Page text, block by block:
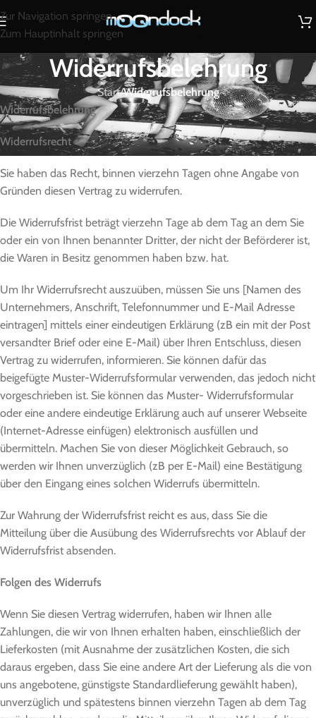
Zur Navigation springen
Zum Hauptinhalt springen
Widerrufsbelehrung
Start/Widerrufsbelehrung
Widerrufsbelehrung
Widerrufsrecht
Sie haben das Recht, binnen vierzehn Tagen ohne Angabe von
Gründen diesen Vertrag zu widerrufen.
Die Widerrufsfrist beträgt vierzehn Tage ab dem Tag an dem Sie
oder ein von Ihnen benannter Dritter, der nicht der Beförderer ist,
die Waren in Besitz genommen haben bzw. hat.
Um Ihr Widerrufsrecht auszuüben, müssen Sie uns [Namen des
Unternehmers, Anschrift, Telefonnummer und E-Mail Adresse
eintragen] mittels einer eindeutigen Erklärung (zB ein mit der Post
versandter Brief oder eine E-Mail) über Ihren Entschluss, diesen
Vertrag zu widerrufen, informieren. Sie können dafür das
beigefügte Muster-Widerrufsformular verwenden, das jedoch nicht
vorgeschrieben ist. Sie können das Muster- Widerrufsformular
oder eine andere eindeutige Erklärung auch auf unserer Webseite
(Internet-Adresse einfügen) elektronisch ausfüllen und
übermitteln. Machen Sie von dieser Möglichkeit Gebrauch, so
werden wir Ihnen unverzüglich (zB per E-Mail) eine Bestätigung
über den Eingang eines solchen Widerrufs übermitteln.
Zur Wahrung der Widerrufsfrist reicht es aus, dass Sie die
Mitteilung über die Ausübung des Widerrufsrechts vor Ablauf der
Widerrufsfrist absenden.
Folgen des Widerrufs
Wenn Sie diesen Vertrag widerrufen, haben wir Ihnen alle
Zahlungen, die wir von Ihnen erhalten haben, einschließlich der
Lieferkosten (mit Ausnahme der zusätzlichen Kosten, die sich
daraus ergeben, dass Sie eine andere Art der Lieferung als die von
uns angebotene, günstigste Standardlieferung gewählt haben),
unverzüglich und spätestens binnen vierzehn Tagen ab dem Tag